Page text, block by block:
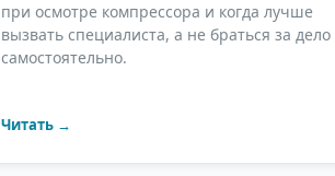
при осмотре компрессора и когда лучше
вызвать специалиста, а не браться за дело
самостоятельно.
Читать →